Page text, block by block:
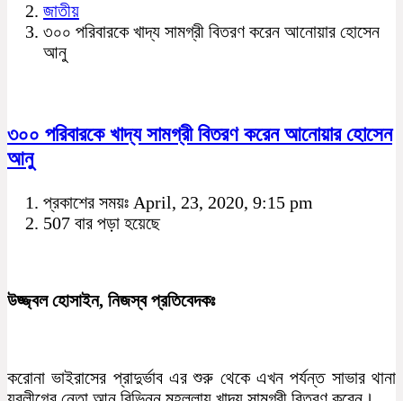
জাতীয়
৩০০ পরিবারকে খাদ্য সামগ্রী বিতরণ করেন আনোয়ার হোসেন
আনু
৩০০ পরিবারকে খাদ্য সামগ্রী বিতরণ করেন আনোয়ার হোসেন
আনু
প্রকাশের সময়ঃ April, 23, 2020, 9:15 pm
507 বার পড়া হয়েছে
উজ্জ্বল হোসাইন, নিজস্ব প্রতিবেদকঃ
করোনা ভাইরাসের প্রাদুর্ভাব এর শুরু থেকে এখন পর্যন্ত সাভার থানা